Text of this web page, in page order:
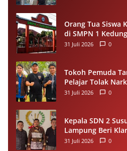
Orang Tua Siswa
di SMPN 1
31 Juli 2026 0
Tokoh Pemuda
Pelajar Tolak
dan Miras
31 Juli 2026 0
Kepala SDN 2
Lampung Beri
Dana BOS,
31 Juli 2026 0